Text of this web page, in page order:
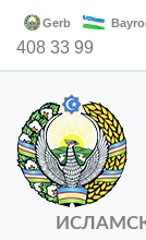
Gerb
408 33 99